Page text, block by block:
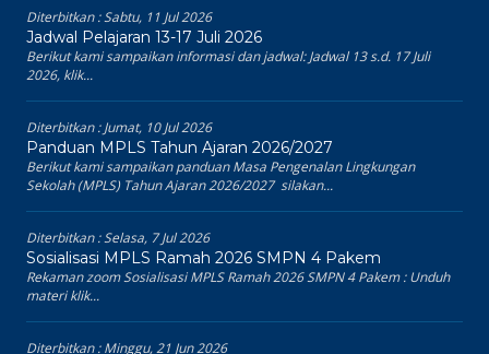
Diterbitkan :Sabtu, 11 Jul 2026
Jadwal Pelajaran 13-17 Juli 2026
Berikut kami sampaikan informasi dan jadwal: Jadwal 13 s.d. 17 Juli
2026, klik...
Diterbitkan :Jumat, 10 Jul 2026
Panduan MPLS Tahun Ajaran 2026/2027
Berikut kami sampaikan panduan Masa Pengenalan Lingkungan
Sekolah (MPLS) Tahun Ajaran 2026/2027 silakan...
Diterbitkan :Selasa, 7 Jul 2026
Sosialisasi MPLS Ramah 2026 SMPN 4 Pakem
Rekaman zoom Sosialisasi MPLS Ramah 2026 SMPN 4 Pakem : Unduh
materi klik...
Diterbitkan :Minggu, 21 Jun 2026